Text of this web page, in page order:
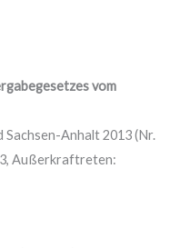
vom
Anhalt 2013 (Nr.
Außerkraftreten: